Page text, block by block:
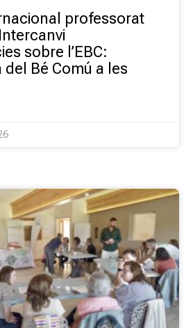
professorat
Intercanvi
sobre l’EBC:
del Bé Comú a les